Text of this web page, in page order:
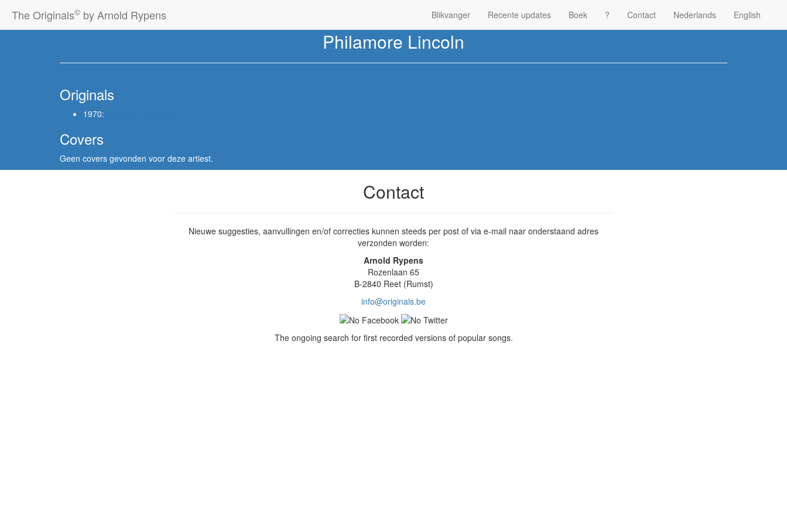
The Originals© by Arnold Rypens Blikvanger Recente updates Boek ? Contact Nederlands English
Philamore Lincoln
Originals
1970:
Covers
Geen covers gevonden voor deze artiest.
Contact
Nieuwe suggesties, aanvullingen en/of correcties kunnen steeds per post of via e-mail naar onderstaand adres
verzonden worden:
Arnold Rypens
Rozenlaan 65
B-2840 Reet (Rumst)
info@originals.be
The ongoing search for first recorded versions of popular songs.